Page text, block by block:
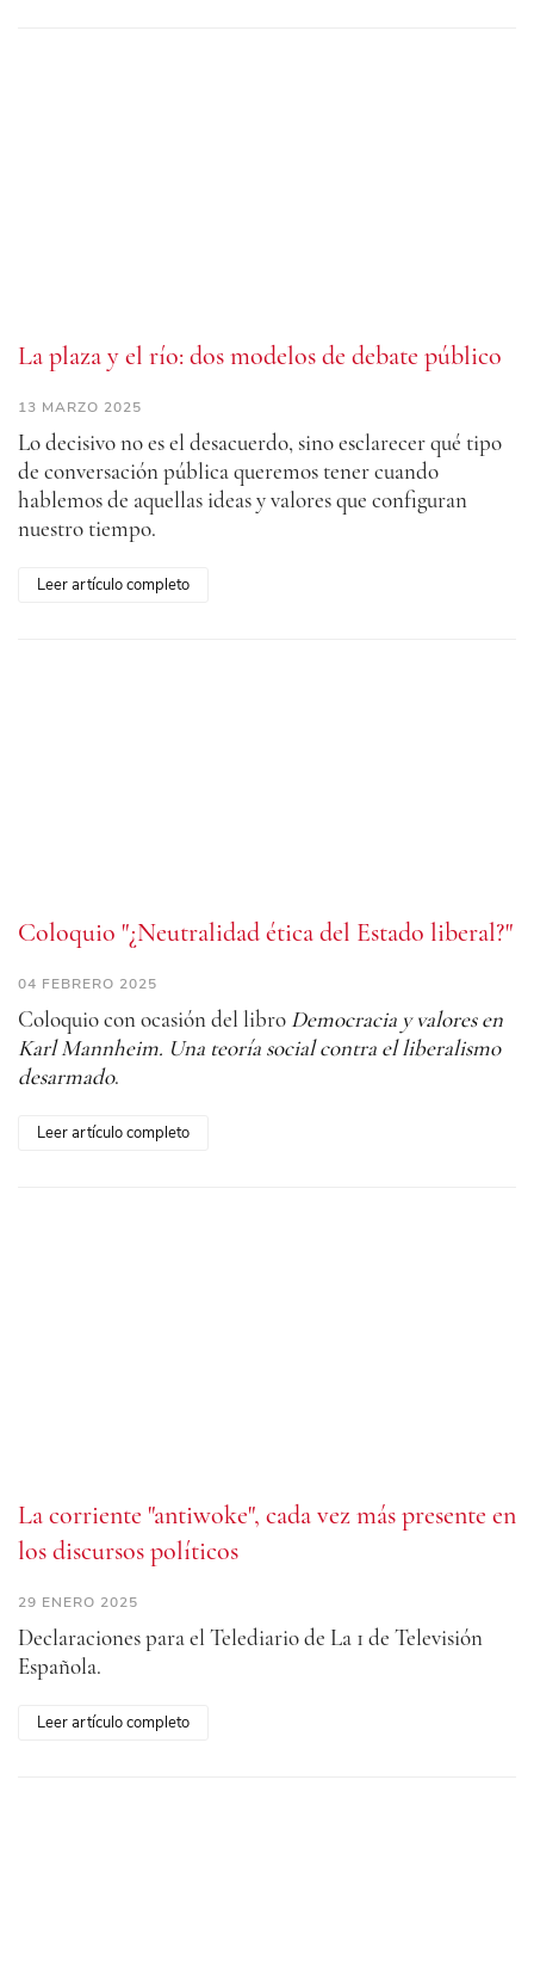
La plaza y el río: dos modelos de debate público
13 MARZO 2025
Lo decisivo no es el desacuerdo, sino esclarecer qué tipo
de conversación pública queremos tener cuando
hablemos de aquellas ideas y valores que configuran
nuestro tiempo.
Leer artículo completo
Coloquio "¿Neutralidad ética del Estado liberal?"
04 FEBRERO 2025
Coloquio con ocasión del libro Democracia y valores en
Karl Mannheim. Una teoría social contra el liberalismo
desarmado.
Leer artículo completo
La corriente "antiwoke", cada vez más presente en
los discursos políticos
29 ENERO 2025
Declaraciones para el Telediario de La 1 de Televisión
Española.
Leer artículo completo